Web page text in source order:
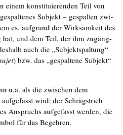
einem kon­sti­tu­ie­ren­den Teil von
Sub­jekt – gespal­ten zwi­
es, auf­grund der Wirk­sam­keit des
hat, und dem Teil, der ihm zugäng­
auch die „Sub­jekt­spal­tung“
) bzw. das „gespal­te­ne Sub­jekt“
u.a. als die zwi­schen dem
wird; der Schräg­strich
Anspruchs auf­ge­fasst wer­den, die
für das Begehren.